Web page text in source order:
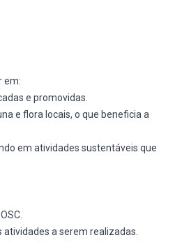
em:
e promovidas.
e flora locais, o que beneficia a
em atividades sustentáveis que
a serem realizadas.